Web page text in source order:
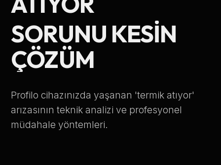
SORUNU KESIN
ÇÖZÜM
Profilo cihazınızda yaşanan 'termik atıyor'
arızasının teknik analizi ve profesyonel
müdahale yöntemleri.
Telefon Numarası
Hizmet Türü
Servis Çağır